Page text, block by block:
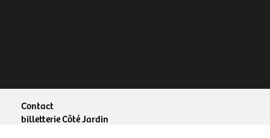
Contact
billetterie Côté Jardin